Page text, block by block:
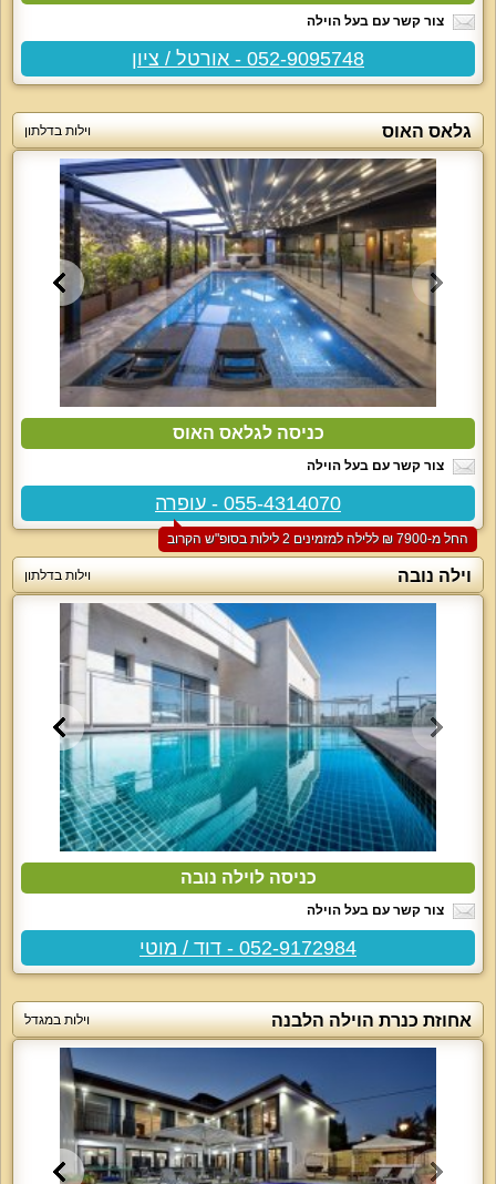
צור קשר עם בעל הוילה
052-9095748 - אורטל / ציון
גלאס האוס וילות בדלתון
כניסה לגלאס האוס
צור קשר עם בעל הוילה
055-4314070 - עופרה
החל מ-‏7900 ₪ ללילה למזמינים 2 לילות בסופ"ש הקרוב
וילה נובה וילות בדלתון
כניסה לוילה נובה
צור קשר עם בעל הוילה
052-9172984 - דוד / מוטי
אחוזת כנרת הוילה הלבנה וילות במגדל